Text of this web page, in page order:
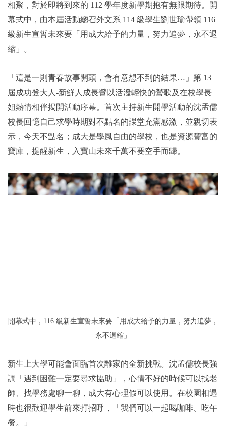
相聚，對於即將到來的 112 學年度新學期抱有無限期待。開
幕式中，由本屆活動總召外文系 114 級學生劉世瑜帶領 116
級新生宣誓未來要「用成大給予的力量，努力追夢，永不退
縮」。
「這是一則青春故事開頭，會有意想不到的結果…」第 13
屆成功登大人-新鮮人成長營以活潑輕快的營歌及在校學長
姐熱情相伴揭開活動序幕。首次主持新生開學活動的沈孟儒
校長回憶自己求學時期對不點名的課堂充滿感激，並親切表
示，今天不點名；成大是學風自由的學校，也是資源豐富的
寶庫，提醒新生，入寶山未來千萬不要空手而歸。
開幕式中，116 級新生宣誓未來要「用成大給予的力量，努力追夢，
永不退縮」
新生上大學可能會面臨首次離家的全新挑戰。沈孟儒校長強
調「遇到困難一定要尋求協助」，心情不好的時候可以找老
師、找學務處聊一聊，成大有心理假可以使用。在校園相遇
時也很歡迎學生前來打招呼，「我們可以一起喝咖啡、吃午
餐。」